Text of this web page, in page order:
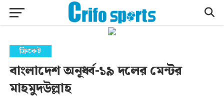
ক্রিকেট
বাংলাদেশ অনূর্ধ্ব-১৯ দলের মেন্টর
মাহমুদউল্লাহ